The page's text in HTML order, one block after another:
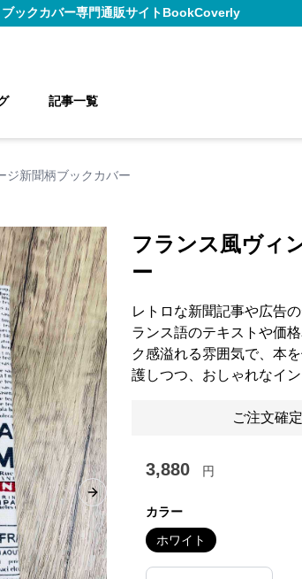
ブックカバー専門通販サイトBookCoverly
記事一覧
ジ新聞柄ブックカバー
Next slide
フランス風ヴィ
ー
レトロな新聞記事や広告
ランス語のテキストや価
ク感溢れる雰囲気で、本
護しつつ、おしゃれなイ
ご注文確
3,880 円
カラー
ホワイト